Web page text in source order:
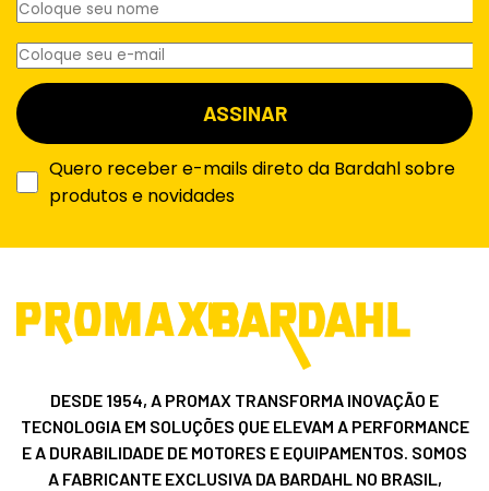
Quero receber e-mails direto da Bardahl sobre
produtos e novidades
DESDE 1954, A PROMAX TRANSFORMA INOVAÇÃO E
TECNOLOGIA EM SOLUÇÕES QUE ELEVAM A PERFORMANCE
E A DURABILIDADE DE MOTORES E EQUIPAMENTOS. SOMOS
A FABRICANTE EXCLUSIVA DA BARDAHL NO BRASIL,